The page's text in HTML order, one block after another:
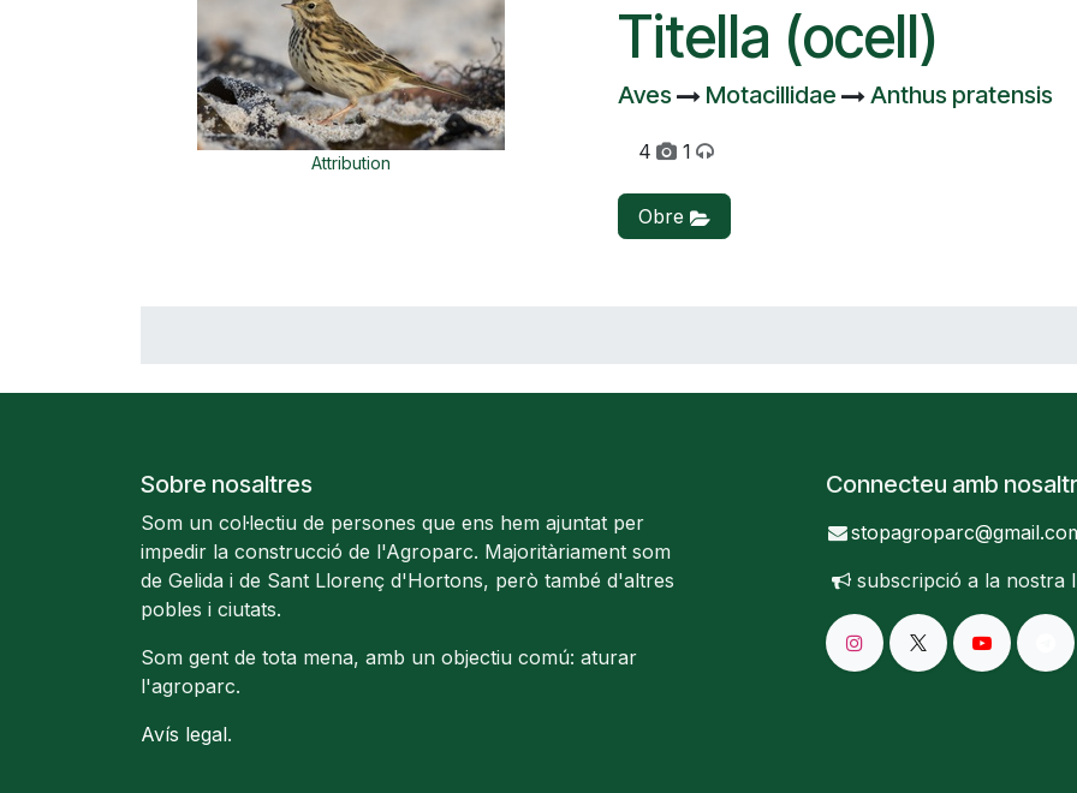
Attribution
Titella (ocell)
Aves Motacillidae Anthus pratensis
4 1
Obre
Sobre nosaltres
Som un col·lectiu de persones que ens hem ajuntat per
impedir la construcció de l'Agroparc. Majoritàriament som
de Gelida i de Sant Llorenç d'Hortons, però també d'altres
pobles i ciutats.
Som gent de tota mena, amb un objectiu comú: aturar
l'agroparc.
Avís legal.
Connecteu amb
subscripció a la nostra